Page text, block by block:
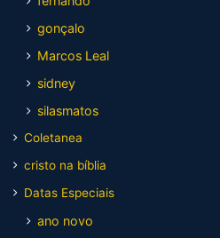
gonçalo
Marcos Leal
sidney
silasmatos
Coletanea
cristo na bíblia
Datas Especiais
ano novo